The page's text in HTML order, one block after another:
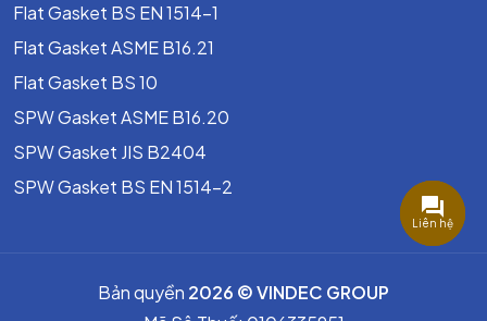
Flat Gasket BS EN 1514-1
Flat Gasket ASME B16.21
Flat Gasket BS 10
SPW Gasket ASME B16.20
SPW Gasket JIS B2404
SPW Gasket BS EN 1514-2
Bản quyền 2026 © VINDEC GROUP
Liên hệ